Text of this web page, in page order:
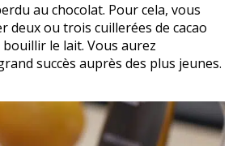
au chocolat. Pour cela, vous
deux ou trois cuillerées de cacao
le lait. Vous aurez
succès auprès des plus jeunes.